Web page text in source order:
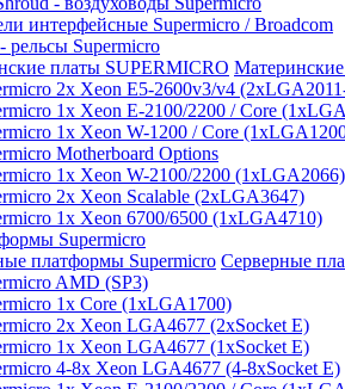
интерфейсные Supermicro / Broadcom
рельсы Supermicro
2x Xeon E5-2600v3/v4
1x Xeon E-2100/2200 / Core
1x Xeon W-1200 / Core
Motherboard Options
1x Xeon W-2100/2200 (1xLGA2066)
2x Xeon Scalable (2xLGA3647)
1x Xeon 6700/6500 (1xLGA4710)
Supermicro
Серверные
AMD (SP3)
1x Core (1xLGA1700)
2x Xeon LGA4677 (2xSocket E)
1x Xeon LGA4677 (1xSocket E)
4-8x Xeon LGA4677 (4-8xSocket E)